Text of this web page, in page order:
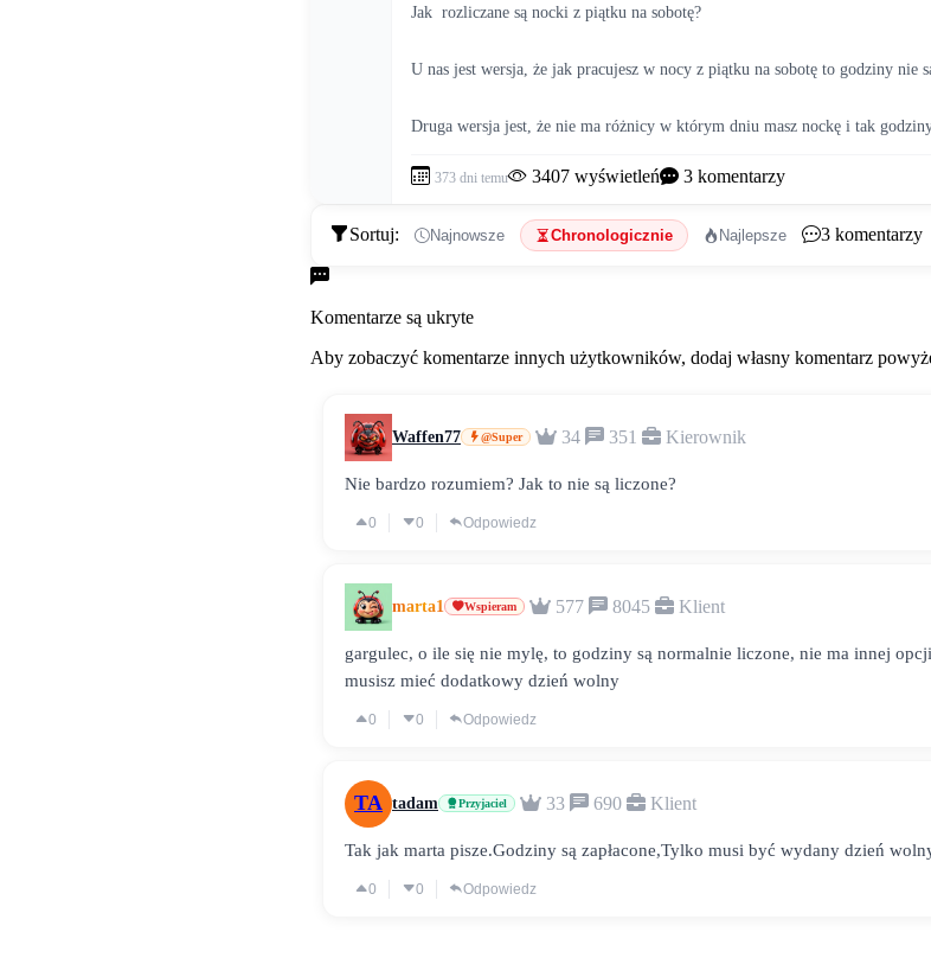
Jak  rozliczane są nocki z piątku na sobotę?
Druga wersja jest, że nie ma różnicy w którym dniu masz nockę i tak
373 dni temu 3407 wyświetleń 3 komentarzy
Sortuj: Najnowsze Chronologicznie Najlepsze 3 komentarzy
Komentarze
Komentarze są ukryte
Aby zobaczyć komentarze innych użytkowników, dodaj własny komentarz
Waffen77 @Super 34 351 Kierownik
Nie bardzo rozumiem? Jak to nie są liczone?
0 0 Odpowiedz
marta1 Wspieram 577 8045 Klient
gargulec, o ile się nie mylę, to godziny są normalnie liczone, nie ma innej
musisz mieć dodatkowy dzień wolny
0 0 Odpowiedz
TA tadam Przyjaciel 33 690 Klient
Tak jak marta pisze.Godziny są zapłacone,Tylko musi być wydany dzień
0 0 Odpowiedz